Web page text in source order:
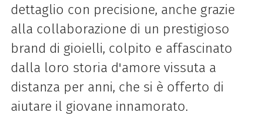
dettaglio con precisione, anche grazie
alla collaborazione di un prestigioso
brand di gioielli, colpito e affascinato
dalla loro storia d'amore vissuta a
distanza per anni, che si è offerto di
aiutare il giovane innamorato.